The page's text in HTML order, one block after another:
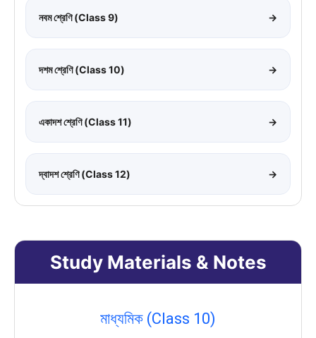
নবম শ্রেণি (Class 9) →
দশম শ্রেণি (Class 10) →
একাদশ শ্রেণি (Class 11) →
দ্বাদশ শ্রেণি (Class 12) →
Study Materials & Notes
মাধ্যমিক (Class 10)